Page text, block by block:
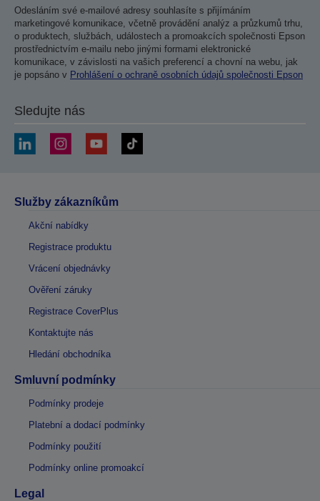
Odesláním své e-mailové adresy souhlasíte s přijímáním
marketingové komunikace, včetně provádění analýz a průzkumů trhu,
o produktech, službách, událostech a promoakcích společnosti Epson
prostřednictvím e-mailu nebo jinými formami elektronické
komunikace, v závislosti na vašich preferencí a chovní na webu, jak
je popsáno v Prohlášení o ochraně osobních údajů společnosti Epson
Sledujte nás
Služby zákazníkům
Akční nabídky
Registrace produktu
Vrácení objednávky
Ověření záruky
Registrace CoverPlus
Kontaktujte nás
Hledání obchodníka
Smluvní podmínky
Podmínky prodeje
Platební a dodací podmínky
Podmínky použití
Podmínky online promoakcí
Legal